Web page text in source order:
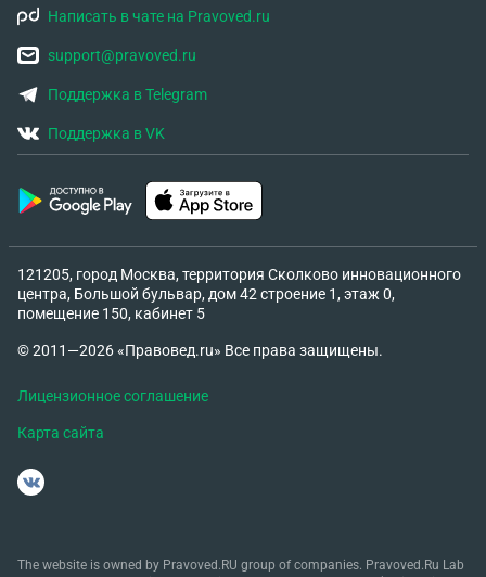
Написать в чате на Pravoved.ru
support@pravoved.ru
Поддержка в Telegram
Поддержка в VK
121205, город Москва, территория Сколково инновационного
центра, Большой бульвар, дом 42 строение 1, этаж 0,
помещение 150, кабинет 5
© 2011—2026 «Правовед.ru» Все права защищены.
Лицензионное соглашение
Карта сайта
The website is owned by Pravoved.RU group of companies. Pravoved.Ru Lab